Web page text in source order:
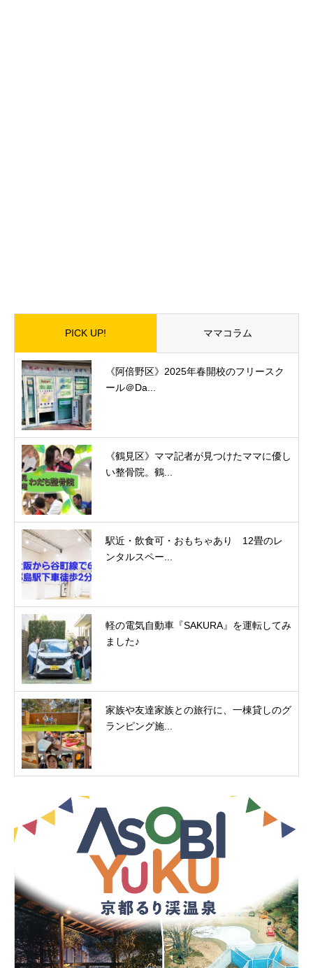
PICK UP! ママコラム
《阿倍野区》2025年春開校のフリースク
ール＠Da...
《鶴見区》ママ記者が見つけたママに優し
い整骨院。鶴...
駅近・飲食可・おもちゃあり 12畳のレ
ンタルスペー...
軽の電気自動車『SAKURA』を運転してみ
ました♪
家族や友達家族との旅行に、一棟貸しのグ
ランピング施...